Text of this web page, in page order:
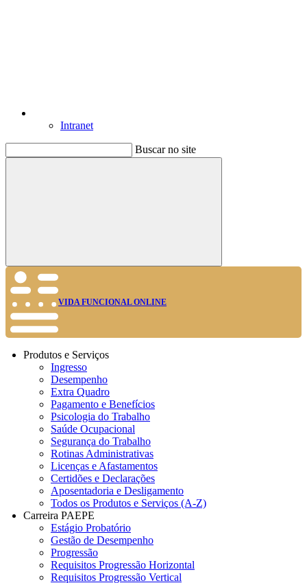
Intranet
Buscar no site
Buscar
VIDA FUNCIONAL ONLINE
Produtos e Serviços
Ingresso
Desempenho
Extra Quadro
Pagamento e Benefícios
Psicologia do Trabalho
Saúde Ocupacional
Segurança do Trabalho
Rotinas Administrativas
Licenças e Afastamentos
Certidões e Declarações
Aposentadoria e Desligamento
Todos os Produtos e Serviços (A-Z)
Carreira PAEPE
Estágio Probatório
Gestão de Desempenho
Progressão
Requisitos Progressão Horizontal
Requisitos Progressão Vertical